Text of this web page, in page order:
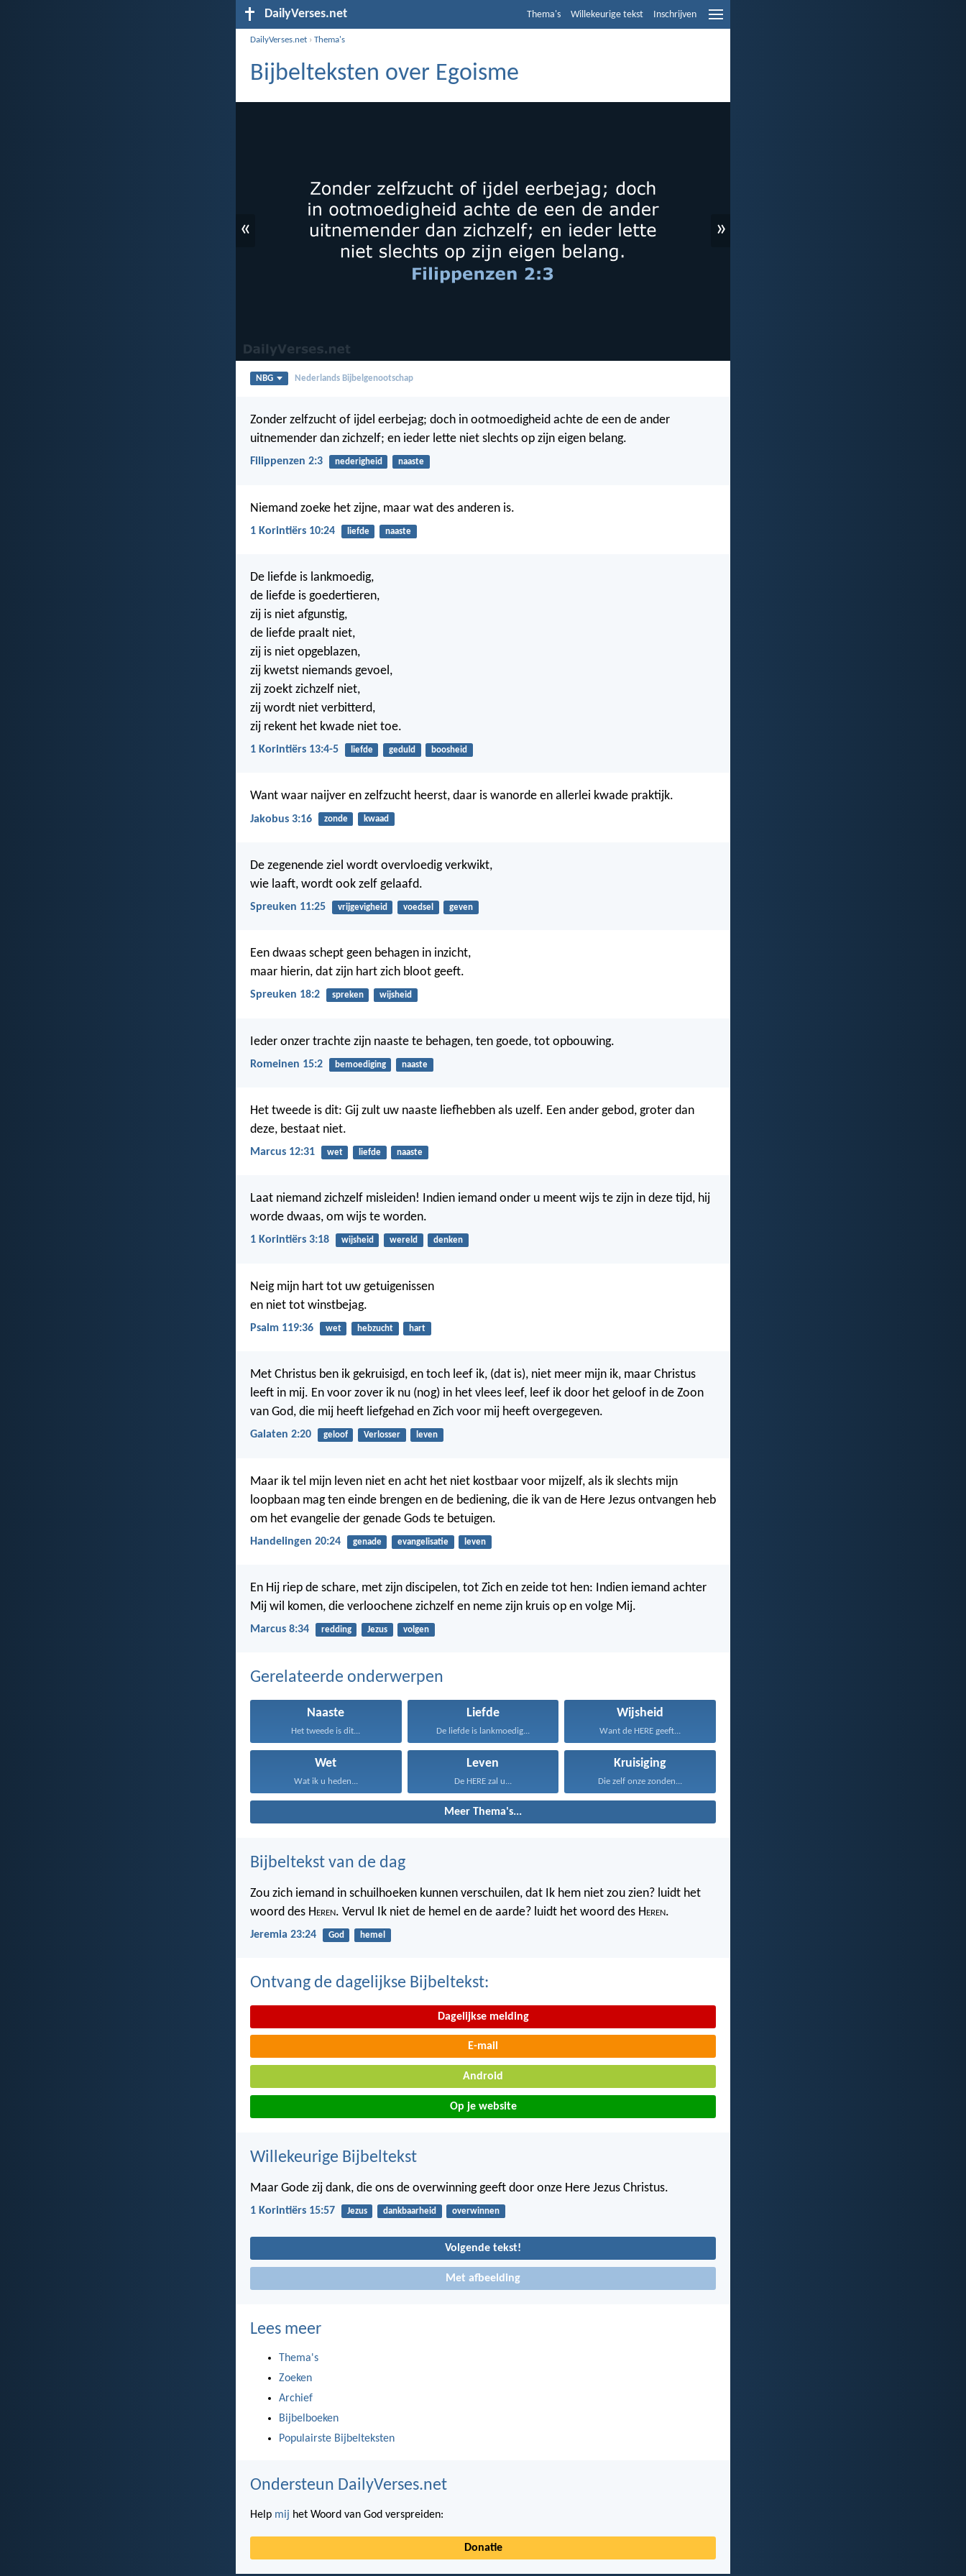
DailyVerses.net Thema's Willekeurige tekst Inschrijven
DailyVerses.net ›Thema's
Bijbelteksten over Egoisme
« »
NBG Nederlands Bijbelgenootschap
Zonder zelfzucht of ijdel eerbejag; doch in ootmoedigheid achte de een de ander
uitnemender dan zichzelf; en ieder lette niet slechts op zijn eigen belang.
Filippenzen 2:3 nederigheid naaste
Niemand zoeke het zijne, maar wat des anderen is.
1 Korintiërs 10:24 liefde naaste
De liefde is lankmoedig,
de liefde is goedertieren,
zij is niet afgunstig,
de liefde praalt niet,
zij is niet opgeblazen,
zij kwetst niemands gevoel,
zij zoekt zichzelf niet,
zij wordt niet verbitterd,
zij rekent het kwade niet toe.
1 Korintiërs 13:4-5 liefde geduld boosheid
Want waar naijver en zelfzucht heerst, daar is wanorde en allerlei kwade praktijk.
Jakobus 3:16 zonde kwaad
De zegenende ziel wordt overvloedig verkwikt,
wie laaft, wordt ook zelf gelaafd.
Spreuken 11:25 vrijgevigheid voedsel geven
Een dwaas schept geen behagen in inzicht,
maar hierin, dat zijn hart zich bloot geeft.
Spreuken 18:2 spreken wijsheid
Ieder onzer trachte zijn naaste te behagen, ten goede, tot opbouwing.
Romeinen 15:2 bemoediging naaste
Het tweede is dit: Gij zult uw naaste liefhebben als uzelf. Een ander gebod, groter dan
deze, bestaat niet.
Marcus 12:31 wet liefde naaste
Laat niemand zichzelf misleiden! Indien iemand onder u meent wijs te zijn in deze tijd, hij
worde dwaas, om wijs te worden.
1 Korintiërs 3:18 wijsheid wereld denken
Neig mijn hart tot uw getuigenissen
en niet tot winstbejag.
Psalm 119:36 wet hebzucht hart
Met Christus ben ik gekruisigd, en toch leef ik, (dat is), niet meer mijn ik, maar Christus
leeft in mij. En voor zover ik nu (nog) in het vlees leef, leef ik door het geloof in de Zoon
van God, die mij heeft liefgehad en Zich voor mij heeft overgegeven.
Galaten 2:20 geloof Verlosser leven
Maar ik tel mijn leven niet en acht het niet kostbaar voor mijzelf, als ik slechts mijn
loopbaan mag ten einde brengen en de bediening, die ik van de Here Jezus ontvangen heb
om het evangelie der genade Gods te betuigen.
Handelingen 20:24 genade evangelisatie leven
En Hij riep de schare, met zijn discipelen, tot Zich en zeide tot hen: Indien iemand achter
Mij wil komen, die verloochene zichzelf en neme zijn kruis op en volge Mij.
Marcus 8:34 redding Jezus volgen
Gerelateerde onderwerpen
Naaste
Het tweede is dit...
Liefde
De liefde is lankmoedig...
Wijsheid
Want de HERE geeft...
Wet
Wat ik u heden...
Leven
De HERE zal u...
Kruisiging
Die zelf onze zonden...
Meer Thema's...
Bijbeltekst van de dag
Zou zich iemand in schuilhoeken kunnen verschuilen, dat Ik hem niet zou zien? luidt het
woord des Heren. Vervul Ik niet de hemel en de aarde? luidt het woord des Heren.
Jeremia 23:24 God hemel
Ontvang de dagelijkse Bijbeltekst:
Dagelijkse melding
E-mail
Android
Op je website
Willekeurige Bijbeltekst
Maar Gode zij dank, die ons de overwinning geeft door onze Here Jezus Christus.
1 Korintiërs 15:57 Jezus dankbaarheid overwinnen
Volgende tekst!
Met afbeelding
Lees meer
Thema's
Zoeken
Archief
Bijbelboeken
Populairste Bijbelteksten
Ondersteun DailyVerses.net
Help mij het Woord van God verspreiden:
Donatie